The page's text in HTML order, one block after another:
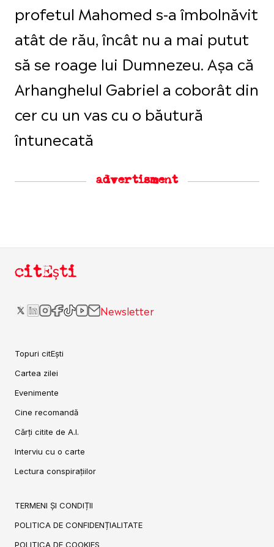
profetul Mahomed s-a îmbolnăvit
atât de rău, încât nu a mai putut
să se roage lui Dumnezeu. Așa că
Arhanghelul Gabriel a coborât din
cer cu un vas cu o băutură
întunecată
advertisment
citEști
Newsletter
Topuri citEști
Cartea zilei
Evenimente
Cine recomandă
Cărți citite de A.I.
Interviu cu o carte
Lectura conspirațiilor
TERMENI ȘI CONDIȚII
POLITICA DE CONFIDENȚIALITATE
POLITICA DE COOKIES